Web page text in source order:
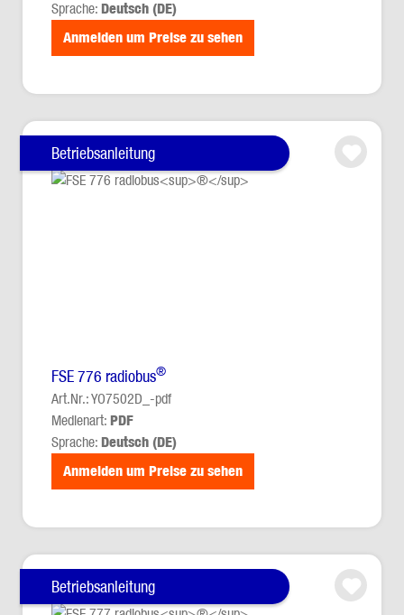
Sprache: Deutsch (DE)
Anmelden um Preise zu sehen
Betriebsanleitung
FSE 776 radiobus®
Art.Nr.: YO7502D_-pdf
Medienart: PDF
Sprache: Deutsch (DE)
Anmelden um Preise zu sehen
Betriebsanleitung